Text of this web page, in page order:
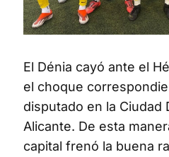
El Dénia cayó ante el
el choque
disputado en la Ciudad
Alicante. De esta
capital frenó la buena